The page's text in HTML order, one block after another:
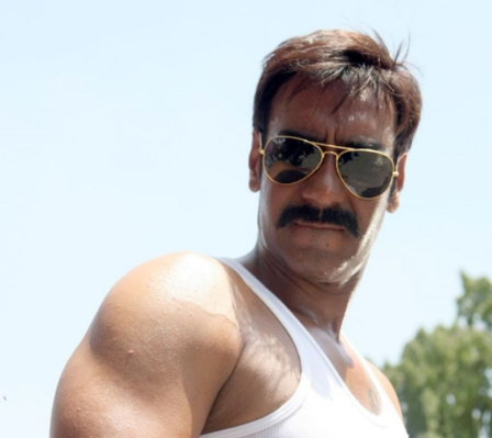
श्रृंखला की अगली फिल्म,
सिंघम अगेन में अजय देवगन
इंस्पेक्टर बाजीराव सिंघम की
भूमिका निभाएंगे ।
image credit: Google